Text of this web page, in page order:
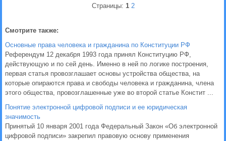
Страницы: 1 2
Смотрите также:
Основные права человека и гражданина по Конституции РФ
Референдум 12 декабря 1993 года принял Конституцию РФ,
действующую и по сей день. Именно в ней по логике построения,
первая статья провозглашает основы устройства общества, на
которые опираются права и свободы человека и гражданина, члена
этого общества, провозглашенные уже во второй статье Констит ...
Понятие электронной цифровой подписи и ее юридическая
значимость
Принятый 10 января 2001 года Федеральный Закон «Об электронной
цифровой подписи» закрепил правовую основу применения